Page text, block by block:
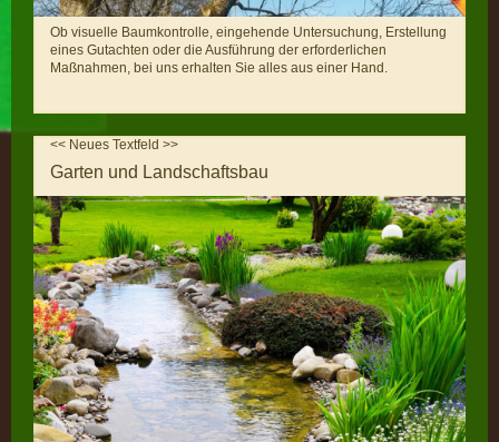
Ob visuelle Baumkontrolle, eingehende Untersuchung, Erstellung
eines Gutachten oder die Ausführung der erforderlichen
Maßnahmen, bei uns erhalten Sie alles aus einer Hand.
<< Neues Textfeld >>
Garten und Landschaftsbau